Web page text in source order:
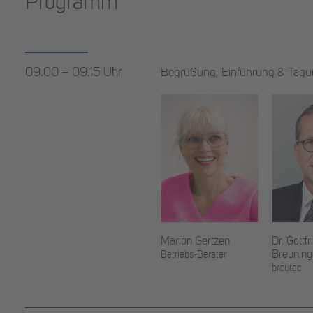
09.00 – 09.15 Uhr Begrüßung, Einführung &
Marion Gertzen
Betriebs-Berater
Dr.
breutac